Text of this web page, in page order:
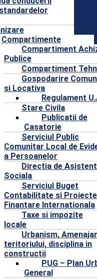
Compartimente
Compartiment
Publice
Compartiment
Gospodarire
si Locativa
Regulament
Stare Civila
Publicatii de
Casatorie
Serviciul Public
Comunitar Local de
a Persoanelor
Directia de
Sociala
Serviciul Buget
Contabilitate si
Finantare Internationala
Taxe si impozite
locale
Urbanism,
teritoriului, disciplina in
constructii
PUG – Plan
General